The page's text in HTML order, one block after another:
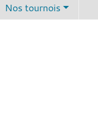
Nos tournois